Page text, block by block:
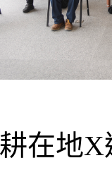
在地